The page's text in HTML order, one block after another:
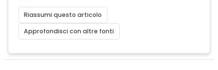
Riassumi questo articolo
Approfondisci con altre fonti